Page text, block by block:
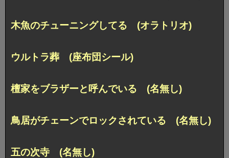
木魚のチューニングしてる (オラトリオ)
ウルトラ葬 (座布団シール)
檀家をブラザーと呼んでいる (名無し)
鳥居がチェーンでロックされている (名無し)
五の次寺 (名無し)